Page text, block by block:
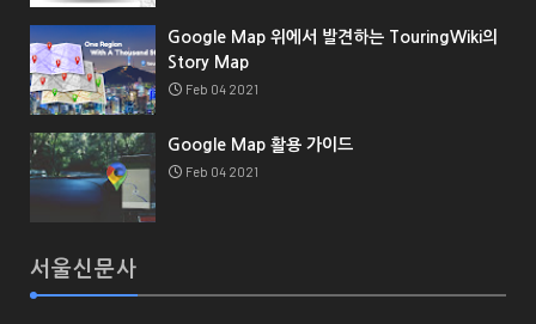
Google Map 위에서 발견하는 TouringWiki의
Story Map
Feb 04 2021
Google Map 활용 가이드
Feb 04 2021
서울신문사